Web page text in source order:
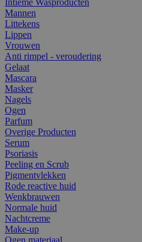
Mannen
Littekens
Lippen
Vrouwen
Anti rimpel - veroudering
Gelaat
Mascara
Masker
Nagels
Ogen
Parfum
Overige Producten
Serum
Psoriasis
Peeling en Scrub
Pigmentvlekken
Rode reactive huid
Wenkbrauwen
Normale huid
Nachtcreme
Make-up
Ogen materiaal